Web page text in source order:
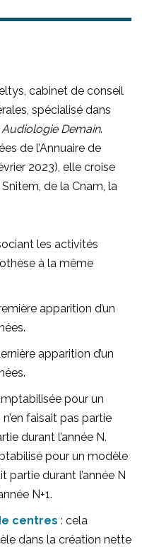
(c) AD
la
stable avec
de chaines
et 27 %
essentiellement
cette dernière
reste
et
cabinet de conseil
spécialisé dans
Audiologie Demain.
de l’Annuaire de
2023), elle croise
de la Cnam, la
les activités
à la même
apparition d’un
apparition d’un
pour un
faisait pas partie
durant l’année N.
pour un modèle
partie durant l’année N
N+1.
centres : cela
dans la création nette